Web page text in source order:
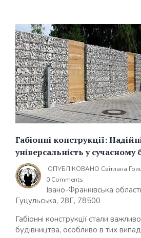
Габіонні конструкції:
універсальність у сучасному
ОПУБЛІКОВАНО Світлана
0 Comments
Івано-Франківська
Гуцульська, 28Г, 78500
Габіонні конструкції стали
будівництва, особливо в тих